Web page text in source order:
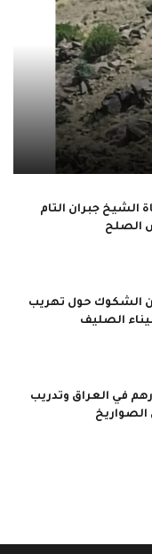
الشيخ جبران التام
الصلح
الشكوك حول تهريب
الصليف
في العراق وتدريب
الصواريخ